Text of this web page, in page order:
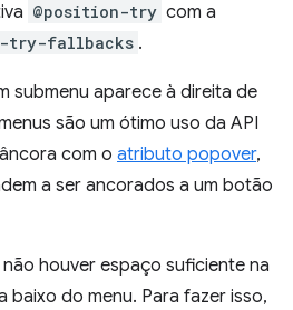
@position-try com a
try-fallbacks .
submenu aparece à direita de
são um ótimo uso da API
com o atributo popover,
a ser ancorados a um botão
houver espaço suficiente na
baixo do menu. Para fazer isso,